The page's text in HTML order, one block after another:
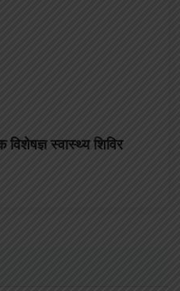
विशेषज्ञ स्वास्थ्य शिविर